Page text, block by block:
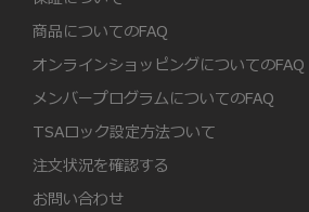
商品についてのFAQ
オンラインショッピングについてのFAQ
メンバープログラムについてのFAQ
TSAロック設定方法ついて
注文状況を確認する
お問い合わせ